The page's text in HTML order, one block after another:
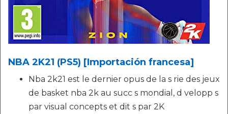
NBA 2K21 (PS5) [Importación francesa]
Nba 2k21 est le dernier opus de la s rie des jeux
de basket nba 2k au succ s mondial, d velopp s
par visual concepts et dit s par 2K